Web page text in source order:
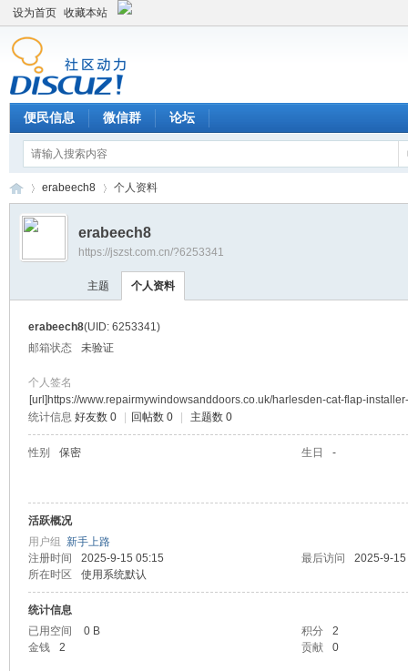
设为首页 收藏本站
便民信息 微信群 论坛
›
erabeech8 个人资料
erabeech8
https://jszst.com.cn/?6253341
主题 个人资料
erabeech8(UID: 6253341)
邮箱状态
未验证
个人签名
[url]https://www.repairmywindowsanddoors.co.uk/harlesden-cat-flap-
统计信息 好友数 0 回帖数 0 主题数 0
性别 保密 生日 -
活跃概况
用户组 新手上路
注册时间
2025-9-15 05:15 最后访问
2025-9-
所在时区
使用系统默认
统计信息
已用空间
0 B 积分
2
金钱
2 贡献 0